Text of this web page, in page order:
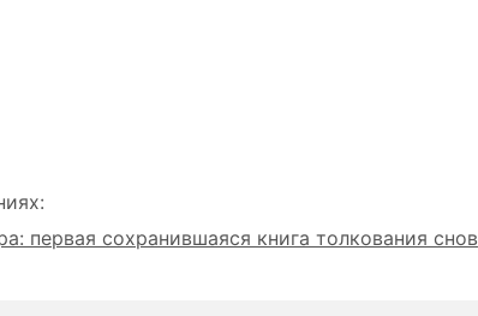
первая сохранившаяся книга толкования снов